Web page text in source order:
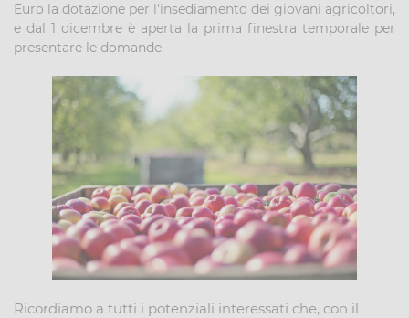
Euro la dotazione per l'insediamento dei giovani agricoltori,
e dal 1 dicembre è aperta la prima finestra temporale per
presentare le domande.
Ricordiamo a tutti i potenziali interessati che, con il